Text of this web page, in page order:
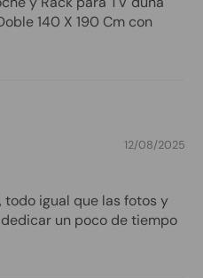
140 X 190 Cm con
12/08/2025
todo igual que las fotos y
un poco de tiempo